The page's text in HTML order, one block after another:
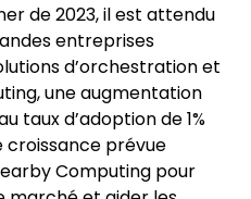
de 2023, il est attendu
entreprises
d’orchestration et
une augmentation
taux d’adoption de 1%
croissance prévue
Computing pour